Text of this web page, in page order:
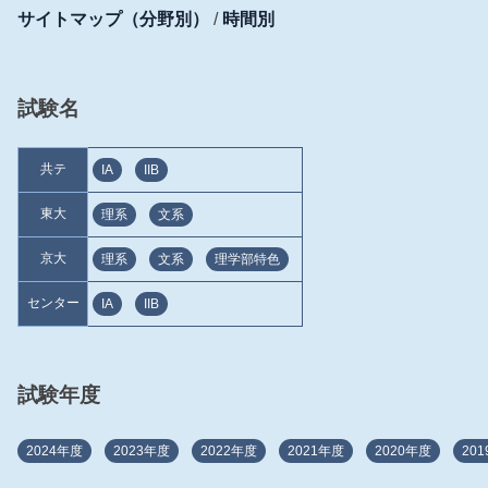
サイトマップ（分野別） / 時間別
試験名
共テ IA IIB
東大 理系 文系
京大 理系 文系 理学部特色
センター IA IIB
試験年度
2024年度 2023年度 2022年度 2021年度 2020年度